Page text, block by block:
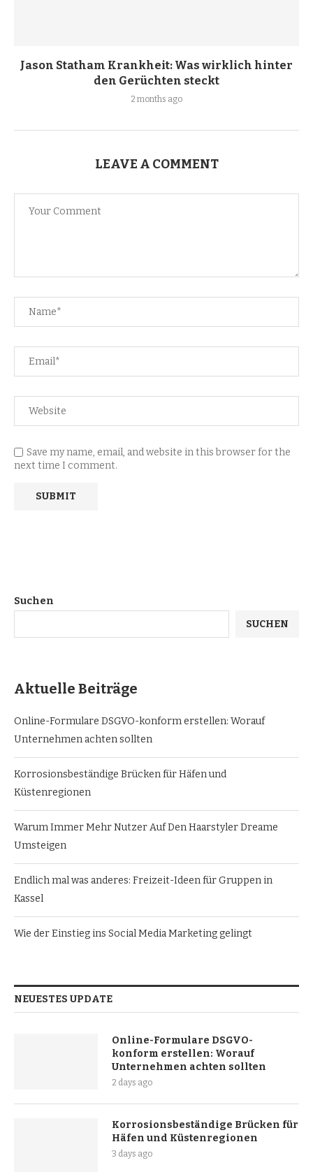
Jason Statham Krankheit: Was wirklich hinter
den Gerüchten steckt
2 months ago
LEAVE A COMMENT
Save my name, email, and website in this browser for the
next time I comment.
Suchen
SUCHEN
Aktuelle Beiträge
Online-Formulare DSGVO-konform erstellen: Worauf
Unternehmen achten sollten
Korrosionsbeständige Brücken für Häfen und
Küstenregionen
Warum Immer Mehr Nutzer Auf Den Haarstyler Dreame
Umsteigen
Endlich mal was anderes: Freizeit-Ideen für Gruppen in
Kassel
Wie der Einstieg ins Social Media Marketing gelingt
NEUESTES UPDATE
Online-Formulare DSGVO-
konform erstellen: Worauf
Unternehmen achten sollten
2 days ago
Korrosionsbeständige Brücken für
Häfen und Küstenregionen
3 days ago